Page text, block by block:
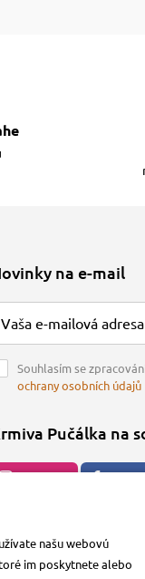
na e-mail
Souhlasím se
ochrany osobních údajů
Pučálka na
našu webovú
im poskytnete alebo